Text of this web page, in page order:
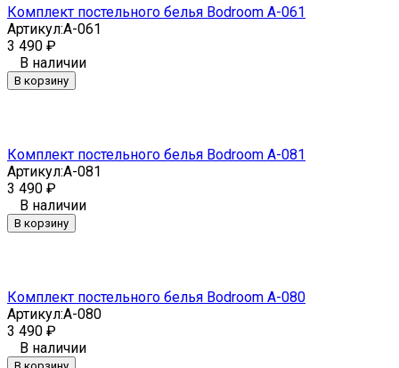
Комплект постельного белья Bodroom A-061
Артикул:A-061
3 490 ₽
В наличии
В корзину
Комплект постельного белья Bodroom A-081
Артикул:A-081
3 490 ₽
В наличии
В корзину
Комплект постельного белья Bodroom A-080
Артикул:A-080
3 490 ₽
В наличии